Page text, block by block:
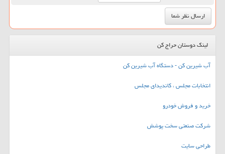
لینک دوستان حراج کن
آب شیرین کن - دستگاه آب شیرین کن
انتخابات مجلس ، کاندیدای مجلس
خرید و فروش خودرو
شرکت صنعتی سخت پوشش
طراحی سایت